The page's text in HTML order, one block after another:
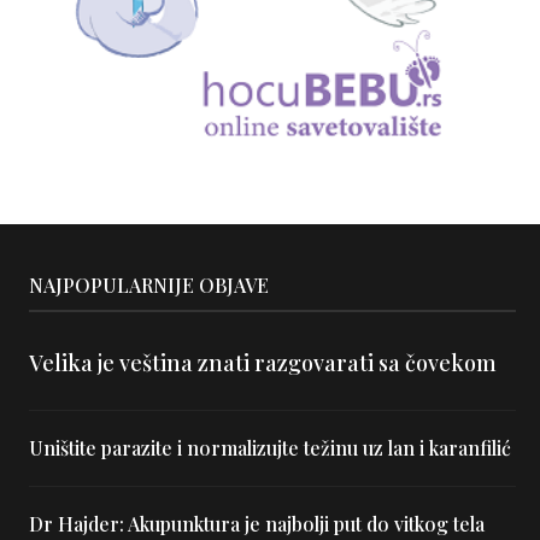
NAJPOPULARNIJE OBJAVE
Velika je veština znati razgovarati sa čovekom
Uništite parazite i normalizujte težinu uz lan i karanfilić
Dr Hajder: Akupunktura je najbolji put do vitkog tela